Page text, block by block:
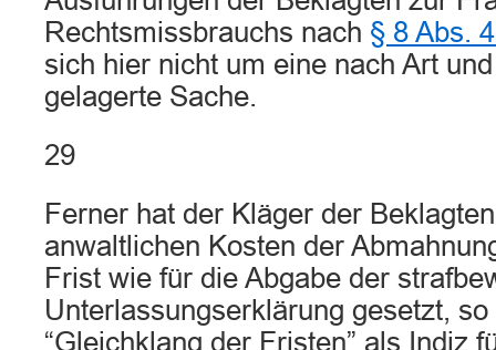
Rechtsmissbrauchs nach § 8 Abs.
sich hier nicht um eine nach Art
gelagerte Sache.
29
Ferner hat der Kläger der
anwaltlichen Kosten der
Frist wie für die Abgabe der
Unterlassungserklärung gesetzt,
“Gleichklang der Fristen” als Indiz